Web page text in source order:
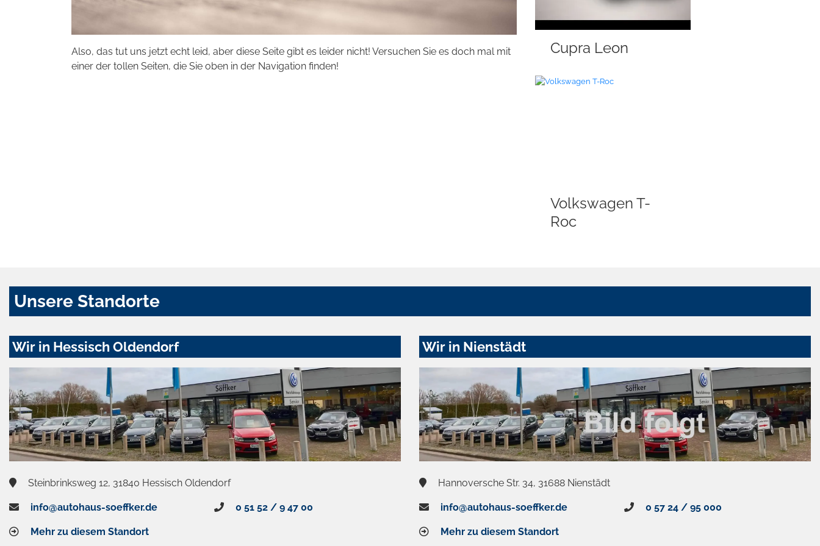
Also, das tut uns jetzt echt leid, aber diese Seite gibt es leider nicht! Versuchen Sie es doch mal mit
einer der tollen Seiten, die Sie oben in der Navigation finden!
Cupra Leon
Volkswagen T-
Roc
Unsere Standorte
Wir in Hessisch Oldendorf
Steinbrinksweg 12, 31840 Hessisch Oldendorf
info@autohaus-soeffker.de 0 51 52 / 9 47 00
Mehr zu diesem Standort
Wir in Nienstädt
Hannoversche Str. 34, 31688 Nienstädt
info@autohaus-soeffker.de 0 57 24 / 95 000
Mehr zu diesem Standort